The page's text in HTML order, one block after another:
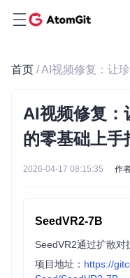
首页 / AI视频修复：让
AI视频修复：
的零基础上手
2026-04-17 08:15:35 作
SeedVR2-7B
项目地址： https://